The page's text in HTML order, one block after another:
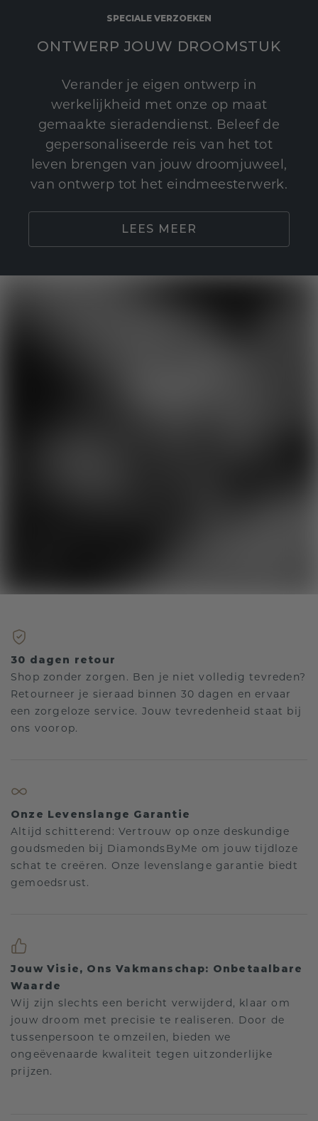
SPECIALE VERZOEKEN
ONTWERP JOUW DROOMSTUK
Verander je eigen ontwerp in
werkelijkheid met onze op maat
gemaakte sieradendienst. Beleef de
gepersonaliseerde reis van het tot
leven brengen van jouw droomjuweel,
van ontwerp tot het eindmeesterwerk.
LEES MEER
30 dagen retour
Shop zonder zorgen. Ben je niet volledig tevreden?
Retourneer je sieraad binnen 30 dagen en ervaar
een zorgeloze service. Jouw tevredenheid staat bij
ons voorop.
Onze Levenslange Garantie
Altijd schitterend: Vertrouw op onze deskundige
goudsmeden bij DiamondsByMe om jouw tijdloze
schat te creëren. Onze levenslange garantie biedt
gemoedsrust.
Jouw Visie, Ons Vakmanschap: Onbetaalbare
Waarde
Wij zijn slechts een bericht verwijderd, klaar om
jouw droom met precisie te realiseren. Door de
tussenpersoon te omzeilen, bieden we
ongeëvenaarde kwaliteit tegen uitzonderlijke
prijzen.